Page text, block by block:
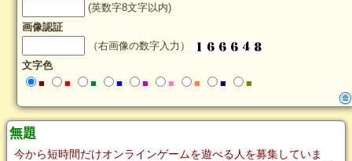
(英数字8文字以内)
画像認証
（右画像の数字入力）
文字色
■
■ ■ ■ ■ ■ ■ ■ ■
無題
今から短時間だけオンラインゲームを遊べる人を募集していま